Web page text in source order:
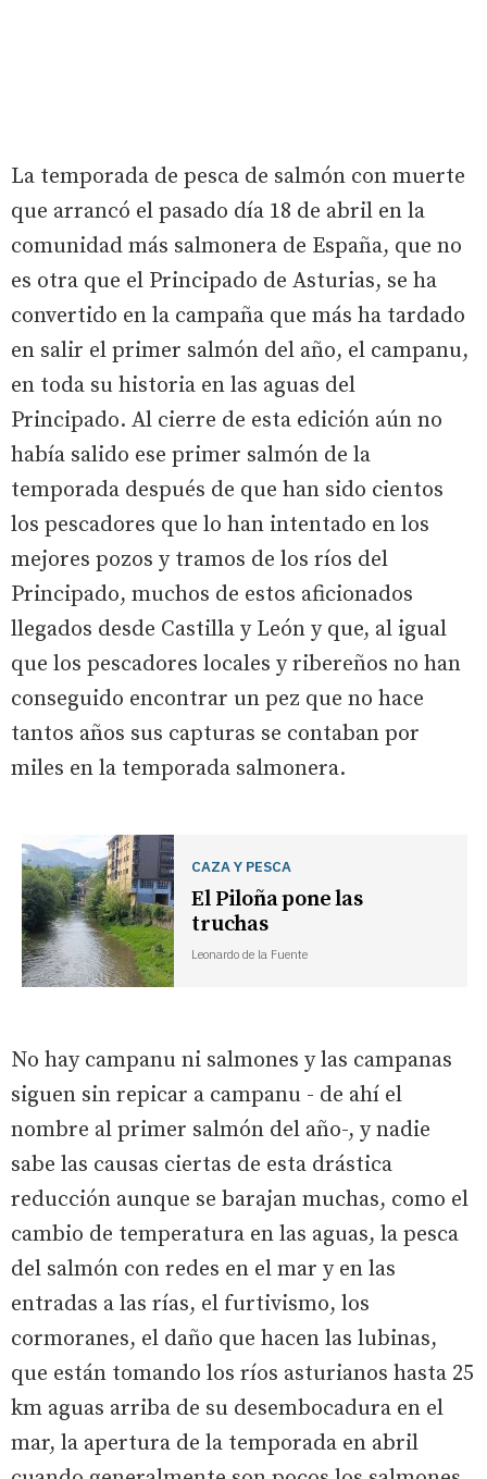
La temporada de pesca de salmón con muerte
que arrancó el pasado día 18 de abril en la
comunidad más salmonera de España, que no
es otra que el Principado de Asturias, se ha
convertido en la campaña que más ha tardado
en salir el primer salmón del año, el campanu,
en toda su historia en las aguas del
Principado. Al cierre de esta edición aún no
había salido ese primer salmón de la
temporada después de que han sido cientos
los pescadores que lo han intentado en los
mejores pozos y tramos de los ríos del
Principado, muchos de estos aficionados
llegados desde Castilla y León y que, al igual
que los pescadores locales y ribereños no han
conseguido encontrar un pez que no hace
tantos años sus capturas se contaban por
miles en la temporada salmonera.
CAZA Y PESCA
El Piloña pone las
truchas
Leonardo de la Fuente
No hay campanu ni salmones y las campanas
siguen sin repicar a campanu - de ahí el
nombre al primer salmón del año-, y nadie
sabe las causas ciertas de esta drástica
reducción aunque se barajan muchas, como el
cambio de temperatura en las aguas, la pesca
del salmón con redes en el mar y en las
entradas a las rías, el furtivismo, los
cormoranes, el daño que hacen las lubinas,
que están tomando los ríos asturianos hasta 25
km aguas arriba de su desembocadura en el
mar, la apertura de la temporada en abril